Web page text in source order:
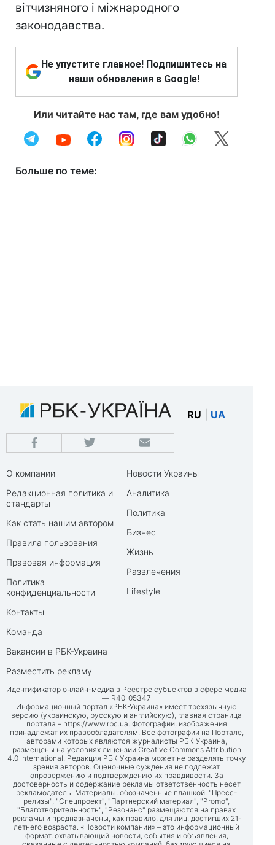
вітчизняного і міжнародного
законодавства.
Не упустите главное! Подпишитесь на
наши обновления в Google!
Или читайте нас там, где вам удобно!
Больше по теме:
RU UA
О компании
Редакционная политика и
стандарты
Как стать нашим автором
Правила пользования
Правовая информация
Политика
конфиденциальности
Контакты
Команда
Вакансии в РБК-Украина
Разместить рекламу
Новости Украины
Аналитика
Политика
Бизнес
Жизнь
Развлечения
Lifestyle
Идентификатор онлайн-медиа в Реестре субъектов в сфере медиа
— R40-05347
Информационный портал «РБК-Украина» имеет трехязычную
версию (украинскую, русскую и английскую), главная страница
портала – https://www.rbc.ua. Фотографии, изображения
принадлежат их правообладателям. Все фотографии на Портале,
авторами которых являются журналисты РБК-Украина,
размещены на условиях лицензии Creative Commons Attribution
4.0 International. Редакция РБК-Украина может не разделять точку
зрения авторов. Оценочные суждения не подлежат
опровержению и подтверждению их правдивости. За
достоверность и содержание рекламы ответственность несет
рекламодатель. Материалы, обозначенные плашкой: "Пресс-
релизы", "Спецпроект", "Партнерский материал", "Promo",
"Благотворительность", "Резонанс" размещаются на правах
рекламы и предназначены, как правило, для лиц, достигших 21-
летнего возраста. «Новости компании» – это информационный
формат, охватывающий новости, события и объявления,